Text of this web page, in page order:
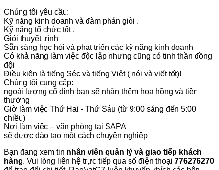
Chúng tôi yêu cầu:
Kỹ năng kinh doanh và đàm phán giỏi ,
Kỹ năng tổ chức tốt ,
Giỏi thuyết trình
Sẵn sàng học hỏi và phát triển các kỹ năng kinh doanh
Có khả năng làm việc độc lập nhưng cũng có tinh thần đồng
đội
Điều kiện là tiếng Séc và tiếng Việt ( nói và viết tốt)!
Chúng tôi cung cấp:
ngoài lương cố định bạn sẽ nhận thêm hoa hồng và tiền
thưởng
Giờ làm việc Thứ Hai - Thứ Sáu (từ 9:00 sáng đến 5:00
chiều)
Nơi làm việc – văn phòng tại SAPA
sẽ được đào tạo một cách chuyên nghiệp
Bạn đang xem tin nhân viên quản lý và giao tiếp khách
hàng. Vui lòng liên hệ trực tiếp qua số điện thoại 776276270